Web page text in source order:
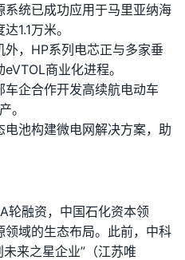
统已成功应用于马里亚纳海
1.1万米。
，HP系列电芯正与多家垂
商业化进程。
企合作开发高续航电动车
。
池构建微电网解决方案，助
轮融资，中国石化资本领
域的生态布局。此前，中科
来之星企业”（江苏唯